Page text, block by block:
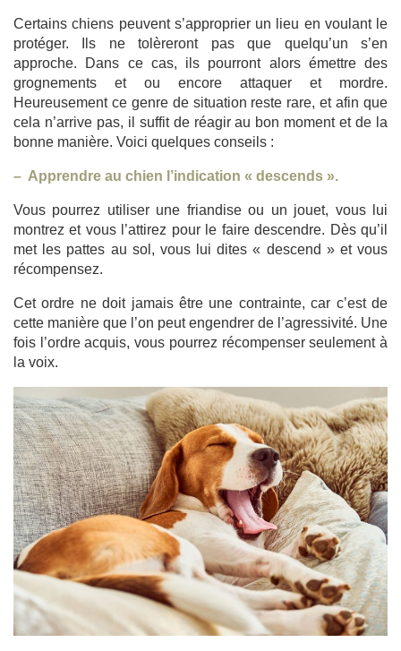
Certains chiens peuvent s’approprier un lieu en voulant le
protéger. Ils ne tolèreront pas que quelqu’un s’en
approche. Dans ce cas, ils pourront alors émettre des
grognements et ou encore attaquer et mordre.
Heureusement ce genre de situation reste rare, et afin que
cela n’arrive pas, il suffit de réagir au bon moment et de la
bonne manière. Voici quelques conseils :
– Apprendre au chien l’indication « descends ».
Vous pourrez utiliser une friandise ou un jouet, vous lui
montrez et vous l’attirez pour le faire descendre. Dès qu’il
met les pattes au sol, vous lui dites « descend » et vous
récompensez.
Cet ordre ne doit jamais être une contrainte, car c’est de
cette manière que l’on peut engendrer de l’agressivité. Une
fois l’ordre acquis, vous pourrez récompenser seulement à
la voix.